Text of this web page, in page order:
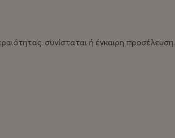
συνίσταται ή έγκαιρη προσέλευση.